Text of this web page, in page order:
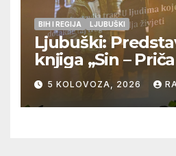
BIH I REGIJA LJUBUŠKI
Ljubuški:
knjiga „Sin –
dr. sc. Zdenka
5 KOLOVOZA, 2026